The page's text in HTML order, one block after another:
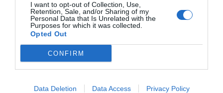
I want to opt-out of Collection, Use,
Retention, Sale, and/or Sharing of my
Personal Data that Is Unrelated with the
Purposes for which it was collected.
Opted Out
CONFIRM
Data Deletion Data Access Privacy Policy
y eventos para Socios!​​​​​​​